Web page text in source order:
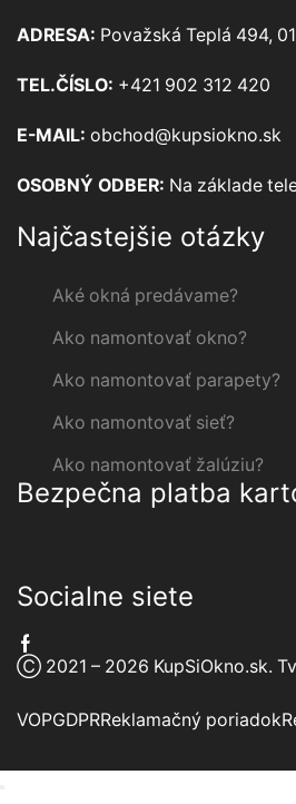
ADRESA: Považská Teplá 494,
TEL.ČÍSLO: +421 902 312 420
E-MAIL: obchod@kupsiokno.sk
OSOBNÝ ODBER: Na základe
Najčastejšie otázky
Aké okná predávame?
Ako namontovať okno?
Ako namontovať parapety?
Ako namontovať sieť?
Ako namontovať žalúziu?
Bezpečna platba
Socialne siete
Facebook
Ⓒ 2021 – 2026 KupSiOkno.sk.
VOPGDPRReklamačný poriadok